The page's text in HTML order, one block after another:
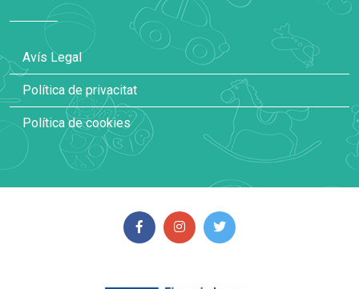
Avís Legal
Política de privacitat
Política de cookies